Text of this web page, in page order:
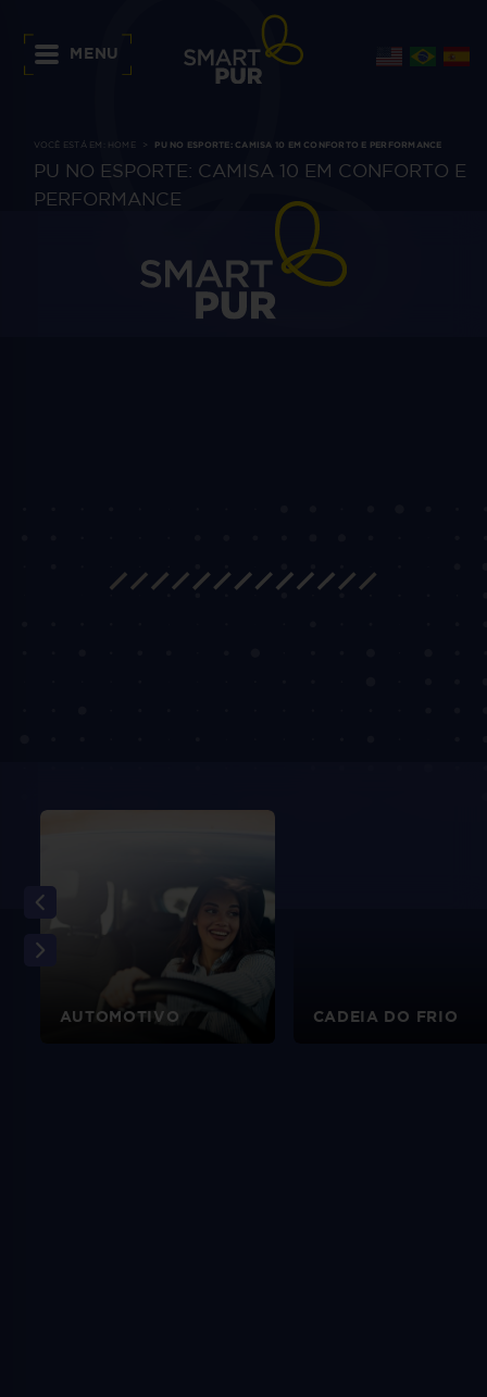
MENU
VOCÊ ESTÁ EM: HOME PU NO ESPORTE: CAMISA 10 EM CONFORTO E PERFORMANCE
PU NO ESPORTE: CAMISA 10 EM CONFORTO E
PERFORMANCE
AUTOMOTIVO CADEIA DO FRIO